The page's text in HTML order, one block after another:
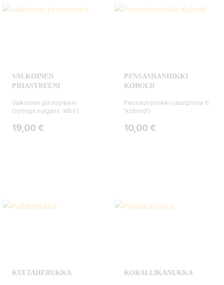
VALKOINEN
PIHASYREENI
Valkoinen pihasyreeni
(syringa vulgaris 'alba')
Hinta
19,00 €
PENSASHANHIKKI
KOBOLD
Pensashanhikki (dasiphora fr.
'kobold')
Hinta
10,00 €
KULTAHERUKKA KORALLIKANUKKA